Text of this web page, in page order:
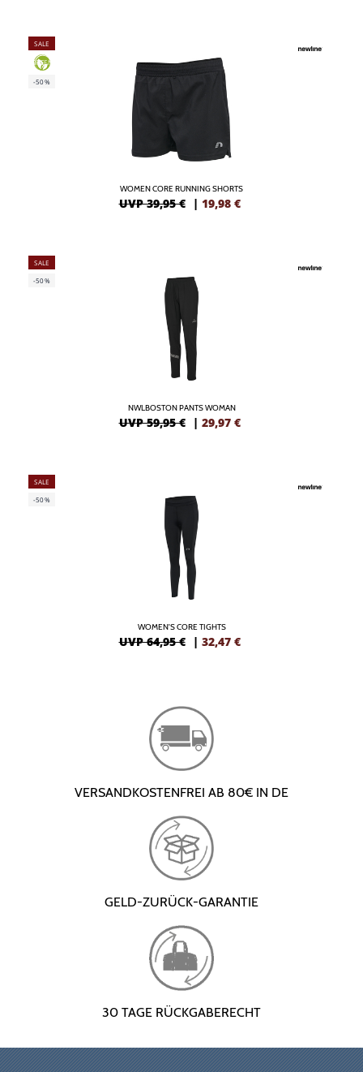
SALE
GREEN
-50%
WOMEN CORE RUNNING SHORTS
UVP 39,95 € | 19,98 €
SALE
-50%
NWLBOSTON PANTS WOMAN
UVP 59,95 € | 29,97 €
SALE
-50%
WOMEN'S CORE TIGHTS
UVP 64,95 € | 32,47 €
VERSANDKOSTENFREI AB 80€ IN DE
GELD-ZURÜCK-GARANTIE
30 TAGE RÜCKGABERECHT